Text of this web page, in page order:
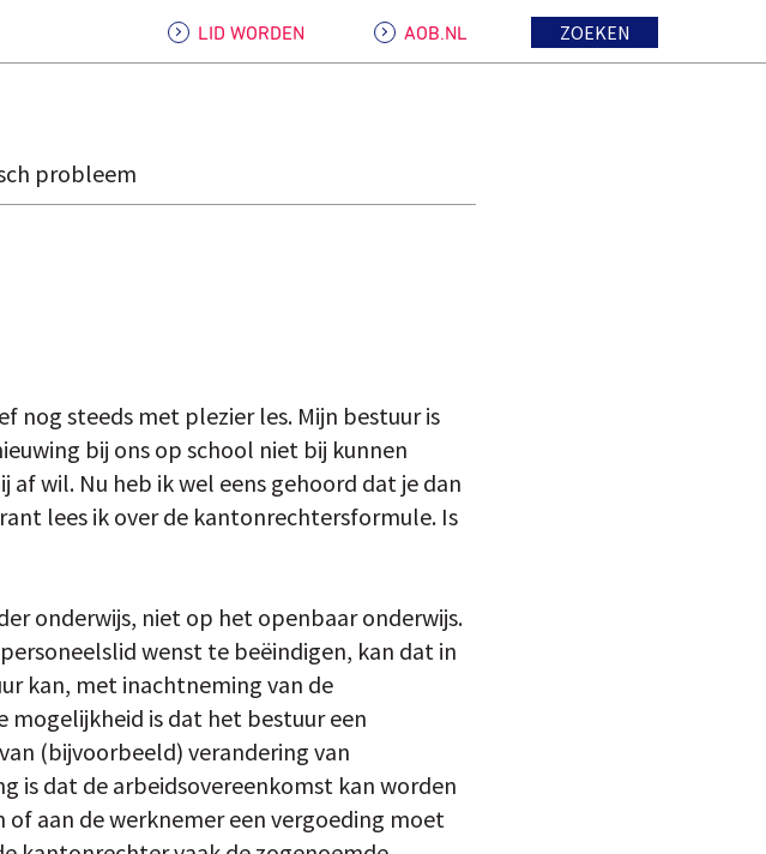
LID WORDEN AOB.NL ZOEKEN
probleem
nog steeds met plezier les. Mijn bestuur is
bij ons op school niet bij kunnen
wil. Nu heb ik wel eens gehoord dat je dan
lees ik over de kantonrechtersformule. Is
onderwijs, niet op het openbaar onderwijs.
wenst te beëindigen, kan dat in
kan, met inachtneming van de
mogelijkheid is dat het bestuur een
(bijvoorbeeld) verandering van
is dat de arbeidsovereenkomst kan worden
aan de werknemer een vergoeding moet